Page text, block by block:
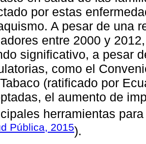
por estas
A pesar de una
entre 2000 y
significativo, a pesar
como el
(ratificado por
el aumento de
herramientas
Pública, 2015).